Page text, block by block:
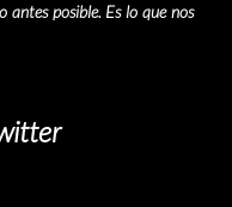
antes posible. Es lo que nos